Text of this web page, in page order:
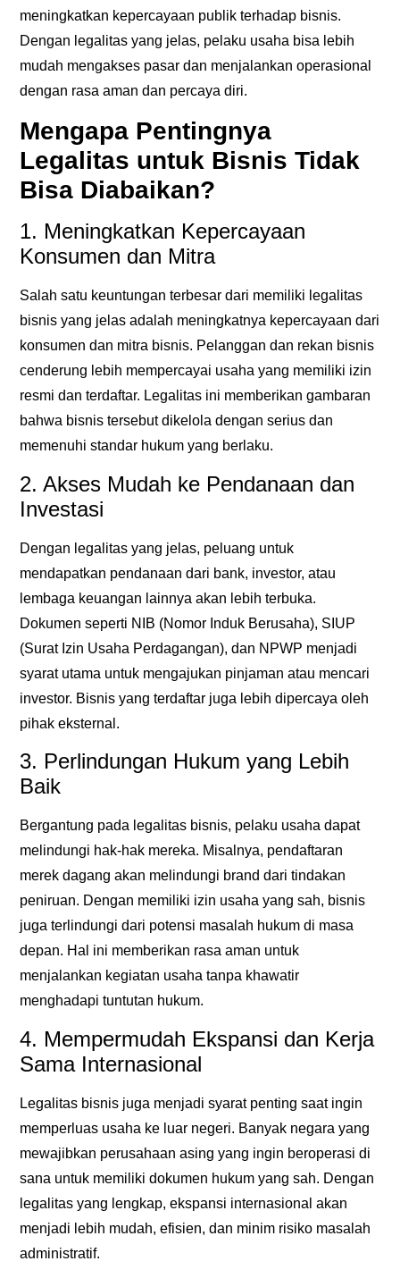
meningkatkan kepercayaan publik terhadap bisnis.
Dengan legalitas yang jelas, pelaku usaha bisa lebih
mudah mengakses pasar dan menjalankan operasional
dengan rasa aman dan percaya diri.
Mengapa Pentingnya
Legalitas untuk Bisnis Tidak
Bisa Diabaikan?
1. Meningkatkan Kepercayaan
Konsumen dan Mitra
Salah satu keuntungan terbesar dari memiliki legalitas
bisnis yang jelas adalah meningkatnya kepercayaan dari
konsumen dan mitra bisnis. Pelanggan dan rekan bisnis
cenderung lebih mempercayai usaha yang memiliki izin
resmi dan terdaftar. Legalitas ini memberikan gambaran
bahwa bisnis tersebut dikelola dengan serius dan
memenuhi standar hukum yang berlaku.
2. Akses Mudah ke Pendanaan dan
Investasi
Dengan legalitas yang jelas, peluang untuk
mendapatkan pendanaan dari bank, investor, atau
lembaga keuangan lainnya akan lebih terbuka.
Dokumen seperti NIB (Nomor Induk Berusaha), SIUP
(Surat Izin Usaha Perdagangan), dan NPWP menjadi
syarat utama untuk mengajukan pinjaman atau mencari
investor. Bisnis yang terdaftar juga lebih dipercaya oleh
pihak eksternal.
3. Perlindungan Hukum yang Lebih
Baik
Bergantung pada legalitas bisnis, pelaku usaha dapat
melindungi hak-hak mereka. Misalnya, pendaftaran
merek dagang akan melindungi brand dari tindakan
peniruan. Dengan memiliki izin usaha yang sah, bisnis
juga terlindungi dari potensi masalah hukum di masa
depan. Hal ini memberikan rasa aman untuk
menjalankan kegiatan usaha tanpa khawatir
menghadapi tuntutan hukum.
4. Mempermudah Ekspansi dan Kerja
Sama Internasional
Legalitas bisnis juga menjadi syarat penting saat ingin
memperluas usaha ke luar negeri. Banyak negara yang
mewajibkan perusahaan asing yang ingin beroperasi di
sana untuk memiliki dokumen hukum yang sah. Dengan
legalitas yang lengkap, ekspansi internasional akan
menjadi lebih mudah, efisien, dan minim risiko masalah
administratif.